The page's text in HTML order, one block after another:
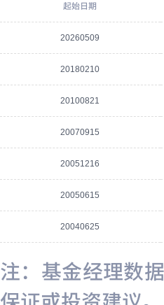
起始日期
20260509
20180210
20100821
20070915
20051216
20050615
20040625
注：基金经理数